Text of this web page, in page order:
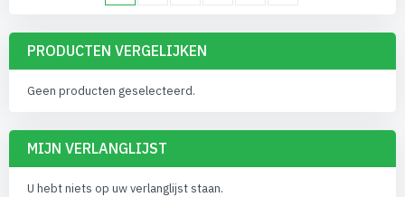
PRODUCTEN VERGELIJKEN
Geen producten geselecteerd.
MIJN VERLANGLIJST
U hebt niets op uw verlanglijst staan.